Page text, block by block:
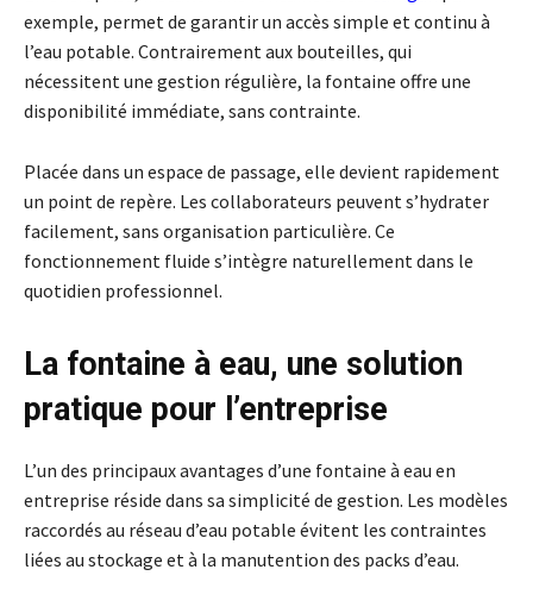
exemple, permet de garantir un accès simple et continu à
l’eau potable. Contrairement aux bouteilles, qui
nécessitent une gestion régulière, la fontaine offre une
disponibilité immédiate, sans contrainte.
Placée dans un espace de passage, elle devient rapidement
un point de repère. Les collaborateurs peuvent s’hydrater
facilement, sans organisation particulière. Ce
fonctionnement fluide s’intègre naturellement dans le
quotidien professionnel.
La fontaine à eau, une solution
pratique pour l’entreprise
L’un des principaux avantages d’une fontaine à eau en
entreprise réside dans sa simplicité de gestion. Les modèles
raccordés au réseau d’eau potable évitent les contraintes
liées au stockage et à la manutention des packs d’eau.